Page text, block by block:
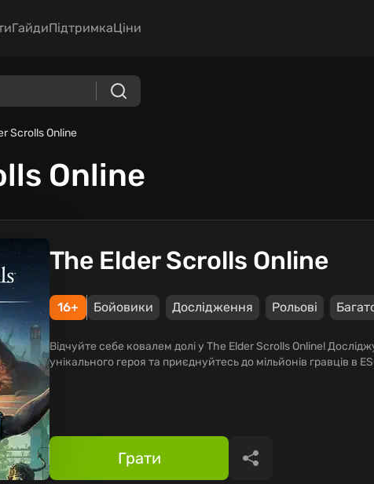
ГайдиПідтримкаЦіни
Scrolls Online
Online
The Elder Scrolls Online
16+ Бойовики Дослідження Рольові
Відчуйте себе ковалем долі у The Elder Scrolls Online!
унікального героя та приєднуйтесь до мільйонів гравців в
Грати Поділитися